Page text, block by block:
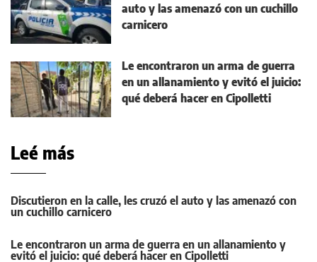
auto y las amenazó con un cuchillo
carnicero
Le encontraron un arma de guerra
en un allanamiento y evitó el juicio:
qué deberá hacer en Cipolletti
Leé más
Discutieron en la calle, les cruzó el auto y las amenazó con
un cuchillo carnicero
Le encontraron un arma de guerra en un allanamiento y
evitó el juicio: qué deberá hacer en Cipolletti